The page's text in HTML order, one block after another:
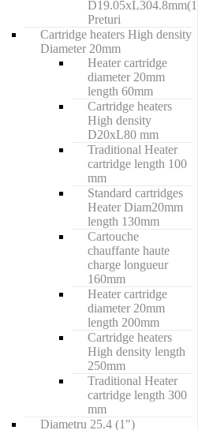
Preturi
Cartridge heaters High density
Diameter 20mm
Heater cartridge
diameter 20mm
length 60mm
Cartridge heaters
High density
D20xL80 mm
Traditional Heater
cartridge length 100
mm
Standard cartridges
Heater Diam20mm
length 130mm
Cartouche
chauffante haute
charge longueur
160mm
Heater cartridge
diameter 20mm
length 200mm
Cartridge heaters
High density length
250mm
Traditional Heater
cartridge length 300
mm
Diametru 25.4 (1")